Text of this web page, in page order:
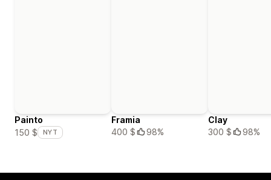
Painto
150 $
NYT
Framia
400 $
98%
Clay
300 $
98%